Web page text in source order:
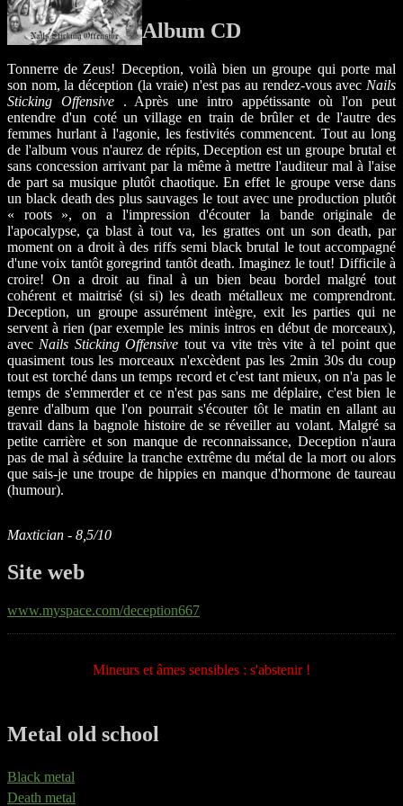
Album CD
Tonnerre de Zeus! Deception, voilà bien un groupe qui porte mal
son nom, la déception (la vraie) n'est pas au rendez-vous avec Nails
Sticking Offensive. Après une intro appétissante où l'on peut
entendre d'un coté un village en train de brûler et de l'autre des
femmes hurlant à l'agonie, les festivités commencent. Tout au long
de l'album vous n'aurez de répits, Deception est un groupe brutal et
sans concession arrivant par la même à mettre l'auditeur mal à l'aise
de part sa musique plutôt chaotique. En effet le groupe verse dans
un black death des plus sauvages le tout avec une production plutôt
« roots », on a l'impression d'écouter la bande originale de
l'apocalypse, ça blast à tout va, les grattes ont un son death, par
moment on a droit à des riffs semi black brutal le tout accompagné
d'une voix tantôt goregrind tantôt death. Imaginez le tout! Difficile à
croire! On a droit au final à un bien beau bordel malgré tout
cohérent et maitrisé (si si) les death métalleux me comprendront.
Deception, un groupe assurément intègre, exit les parties qui ne
servent à rien (par exemple les minis intros en début de morceaux),
avec Nails Sticking Offensive tout va vite très vite à tel point que
quasiment tous les morceaux n'excèdent pas les 2min 30s du coup
tout est torché dans un temps record et c'est tant mieux, on n'a pas le
temps de s'emmerder et ce n'est pas sans me déplaire, c'est bien le
genre d'album que l'on pourrait s'écouter tôt le matin en allant au
travail dans la bagnole histoire de se réveiller au volant. Malgré sa
petite carrière et son manque de reconnaissance, Deception n'aura
pas de mal à séduire la tranche extrême du métal de la mort ou alors
que sais-je une troupe de hippies en manque d'hormone de taureau
(humour).
Maxtician - 8,5/10
Site web
www.myspace.com/deception667
Mineurs et âmes sensibles : s'abstenir !
Metal old school
Black metal
Death metal